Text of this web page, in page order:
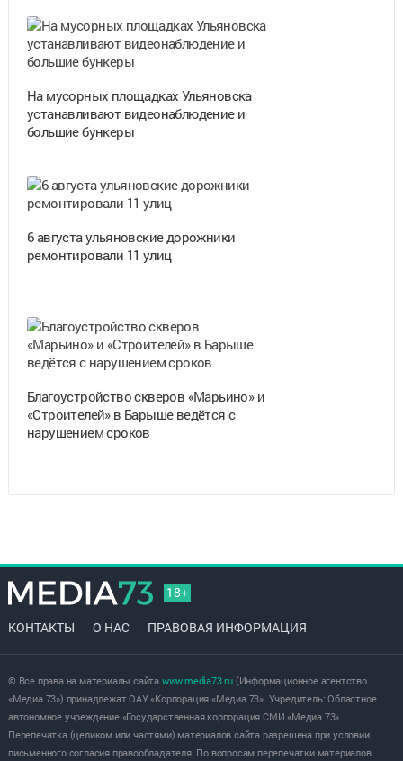
На мусорных площадках Ульяновска
устанавливают видеонаблюдение и
большие бункеры
6 августа ульяновские дорожники
ремонтировали 11 улиц
Благоустройство скверов «Марьино» и
«Строителей» в Барыше ведётся с
нарушением сроков
18+
КОНТАКТЫ О НАС ПРАВОВАЯ ИНФОРМАЦИЯ
© Все права на материалы сайта www.media73.ru(Информационное агентство
«Медиа 73») принадлежат ОАУ «Корпорация «Медиа 73». Учредитель: Областное
автономное учреждение «Государственная корпорация СМИ «Медиа 73».
Перепечатка (целиком или частями) материалов сайта разрешена при условии
письменного согласия правообладателя. По вопросам перепечатки материалов